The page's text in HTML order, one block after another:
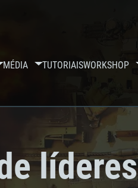
MÉDIA TUTORIAISWORKSHOP
líderes